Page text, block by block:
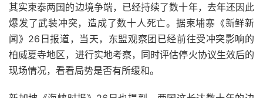
其实柬泰两国的边境争端，已经持续了数十年，去年还因此
爆发了武装冲突，造成了数十人死亡。据柬埔寨《新鲜新
闻》26日报道，当天，东盟观察团已经前往受冲突影响的
柏威夏寺地区，进行实地考察，同时评估停火协议生效后的
现场情况，看看局势是否有所缓和。